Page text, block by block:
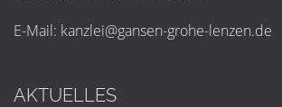
E-Mail: kanzlei@gansen-grohe-lenzen.de
AKTUELLES